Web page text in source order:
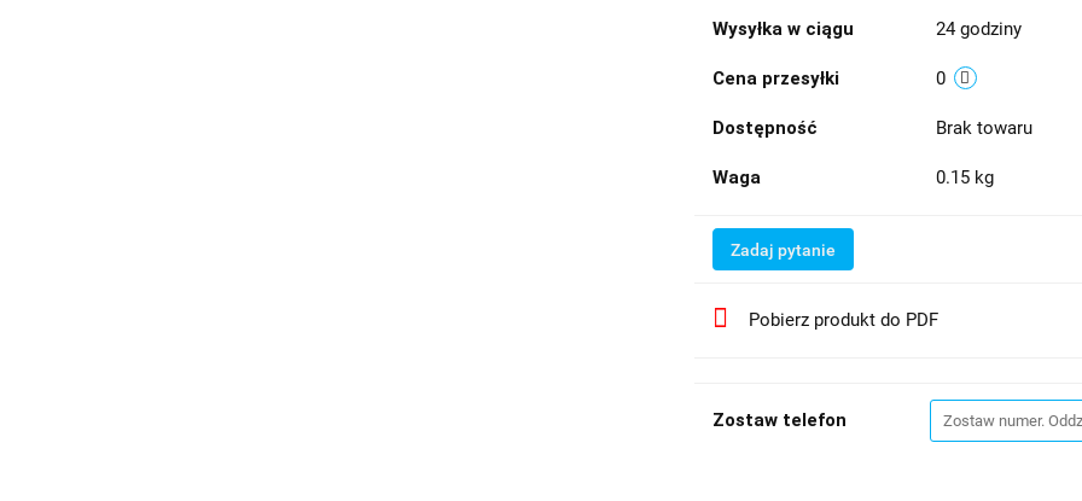
Wysyłka w ciągu 24 godziny
Cena przesyłki 0
Dostępność Brak towaru
Waga 0.15 kg
Zadaj pytanie
Pobierz produkt do PDF
Zostaw telefon